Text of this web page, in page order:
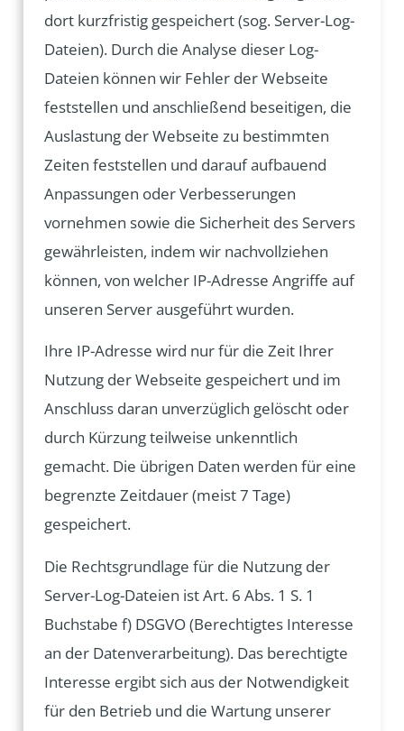
dort kurzfristig gespeichert (sog. Server-Log-
Dateien). Durch die Analyse dieser Log-
Dateien können wir Fehler der Webseite
feststellen und anschließend beseitigen, die
Auslastung der Webseite zu bestimmten
Zeiten feststellen und darauf aufbauend
Anpassungen oder Verbesserungen
vornehmen sowie die Sicherheit des Servers
gewährleisten, indem wir nachvollziehen
können, von welcher IP-Adresse Angriffe auf
unseren Server ausgeführt wurden.
Ihre IP-Adresse wird nur für die Zeit Ihrer
Nutzung der Webseite gespeichert und im
Anschluss daran unverzüglich gelöscht oder
durch Kürzung teilweise unkenntlich
gemacht. Die übrigen Daten werden für eine
begrenzte Zeitdauer (meist 7 Tage)
gespeichert.
Die Rechtsgrundlage für die Nutzung der
Server-Log-Dateien ist Art. 6 Abs. 1 S. 1
Buchstabe f) DSGVO (Berechtigtes Interesse
an der Datenverarbeitung). Das berechtigte
Interesse ergibt sich aus der Notwendigkeit
für den Betrieb und die Wartung unserer